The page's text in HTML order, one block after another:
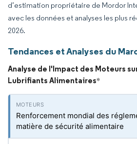
d’estimation propriétaire de Mordor
avec les données et analyses les plus
2026.
Tendances et Analyses du
Analyse de l'Impact des Moteurs
Lubrifiants Alimentaires*
Renforcement mondial des
matière de sécurité alimentaire